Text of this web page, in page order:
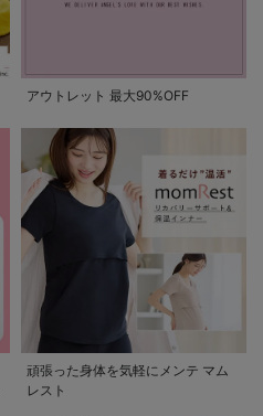
アウトレット 最大90%OFF
頑張った身体を気軽にメンテ マム
レスト